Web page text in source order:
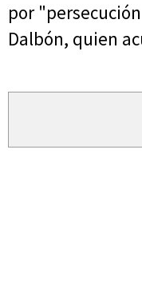
por
Dalbón, quien